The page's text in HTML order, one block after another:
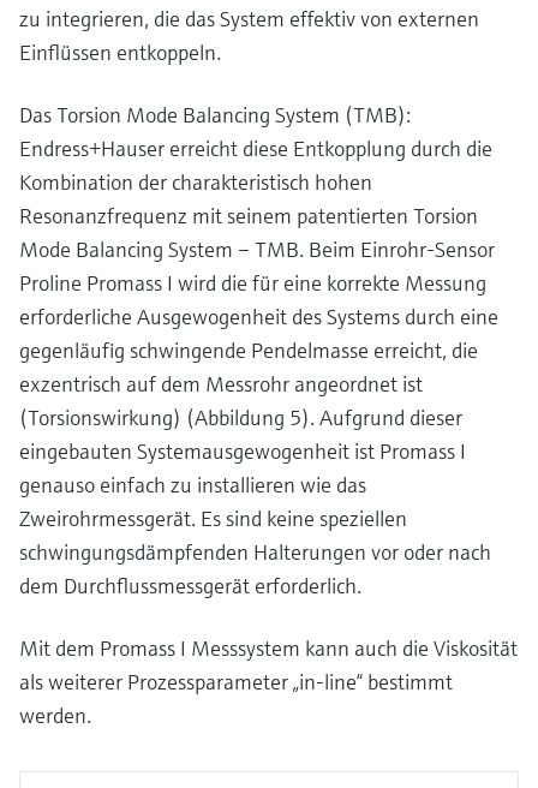
zu integrieren, die das System effektiv von externen
Einflüssen entkoppeln.
Das Torsion Mode Balancing System (TMB):
Endress+Hauser erreicht diese Entkopplung durch die
Kombination der charakteristisch hohen
Resonanzfrequenz mit seinem patentierten Torsion
Mode Balancing System – TMB. Beim Einrohr-Sensor
Proline Promass I wird die für eine korrekte Messung
erforderliche Ausgewogenheit des Systems durch eine
gegenläufig schwingende Pendelmasse erreicht, die
exzentrisch auf dem Messrohr angeordnet ist
(Torsionswirkung) (Abbildung 5). Aufgrund dieser
eingebauten Systemausgewogenheit ist Promass I
genauso einfach zu installieren wie das
Zweirohrmessgerät. Es sind keine speziellen
schwingungsdämpfenden Halterungen vor oder nach
dem Durchflussmessgerät erforderlich.
Mit dem Promass I Messsystem kann auch die Viskosität
als weiterer Prozessparameter „in-line“ bestimmt
werden.